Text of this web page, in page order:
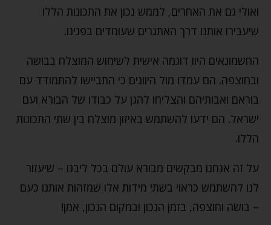
ואולי גם את האחרים, לממש נכון את התכונות הללו
שיעבירו אותנו דרך האתגרים שעומדים בפנינו.
החשמונאים היוו דוגמה אישית לשימוש המוצלח בבושה
ובחוצפה. הם עמדו מול היוונים כי התביישו להתמודד עם
בוראם ואבותיהם והצליחו להגן על כבודו של הבורא ועם
ישראל. הם ידעו להשתמש באיזון מוצלח בין שתי התכונות
הללו.
על זה אנחנו מבקשים מבורא עולם בכל ליבנו – שיעזור
לנו להשתמש כראוי בשתי מידות אלו שמזהות אותנו כעם
– בושה וחוצפה, בזמן הנכון ובמקום הנכון, אמן!